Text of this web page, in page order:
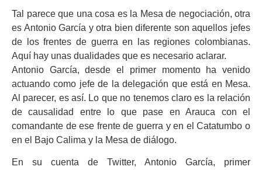
Tal parece que una cosa es la Mesa de negociación, otra
es Antonio García y otra bien diferente son aquellos jefes
de los frentes de guerra en las regiones colombianas.
Aquí hay unas dualidades que es necesario aclarar.
Antonio García, desde el primer momento ha venido
actuando como jefe de la delegación que está en Mesa.
Al parecer, es así. Lo que no tenemos claro es la relación
de causalidad entre lo que pase en Arauca con el
comandante de ese frente de guerra y en el Catatumbo o
en el Bajo Calima y la Mesa de diálogo.
En su cuenta de Twitter, Antonio García, primer